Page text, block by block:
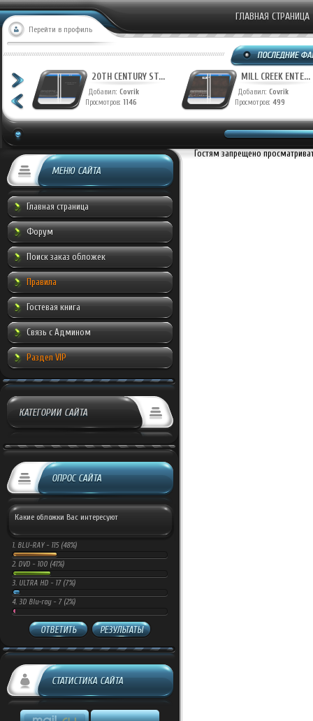
Перейти в профиль
ГЛАВНАЯ СТРАНИЦА
20TH CENTURY ST...
Добавил: Covrik
Просмотров: 1146
MILL CREEK ENTE...
Добавил: Covrik
Просмотров: 499
МЕНЮ САЙТА
Главная страница
Форум
Поиск заказ обложек
Правила
Гостевая книга
Связь с Админом
Раздел VIP
КАТЕГОРИИ САЙТА
ОПРОС САЙТА
Какие обложки Вас интересуют
1. BLU-RAY - 115 (48%)
2. DVD - 100 (41%)
3. ULTRA HD - 17 (7%)
4. 3D Blu-ray - 7 (2%)
ОТВЕТИТЬ РЕЗУЛЬТАТЫ
СТАТИСТИКА САЙТА
Гостям запрещено